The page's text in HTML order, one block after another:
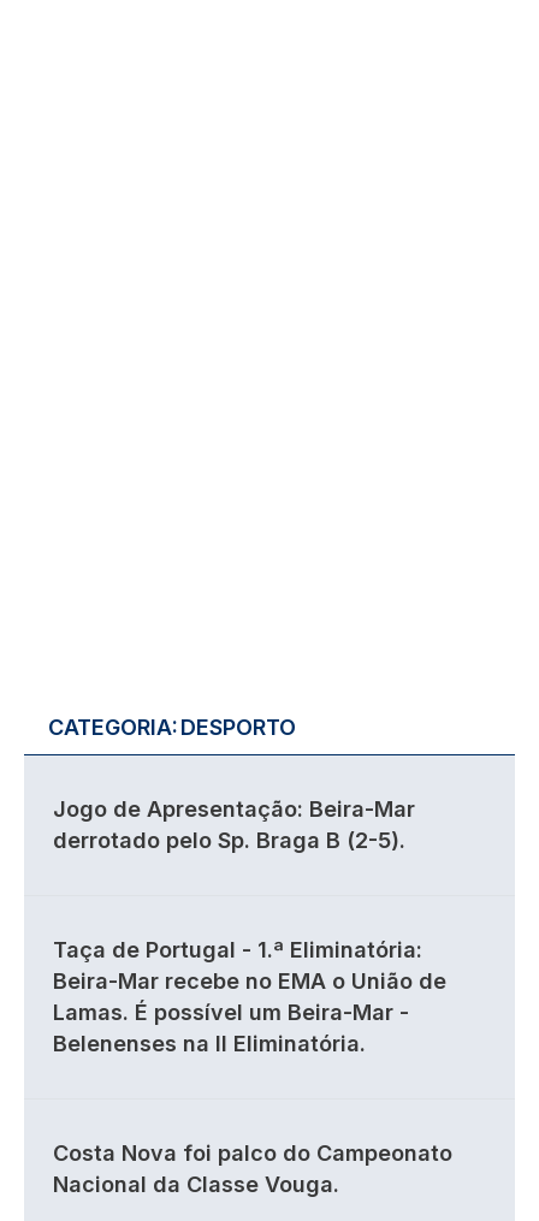
CATEGORIA:DESPORTO
Jogo de Apresentação: Beira-Mar
derrotado pelo Sp. Braga B (2-5).
Taça de Portugal - 1.ª Eliminatória:
Beira-Mar recebe no EMA o União de
Lamas. É possível um Beira-Mar -
Belenenses na II Eliminatória.
Costa Nova foi palco do Campeonato
Nacional da Classe Vouga.